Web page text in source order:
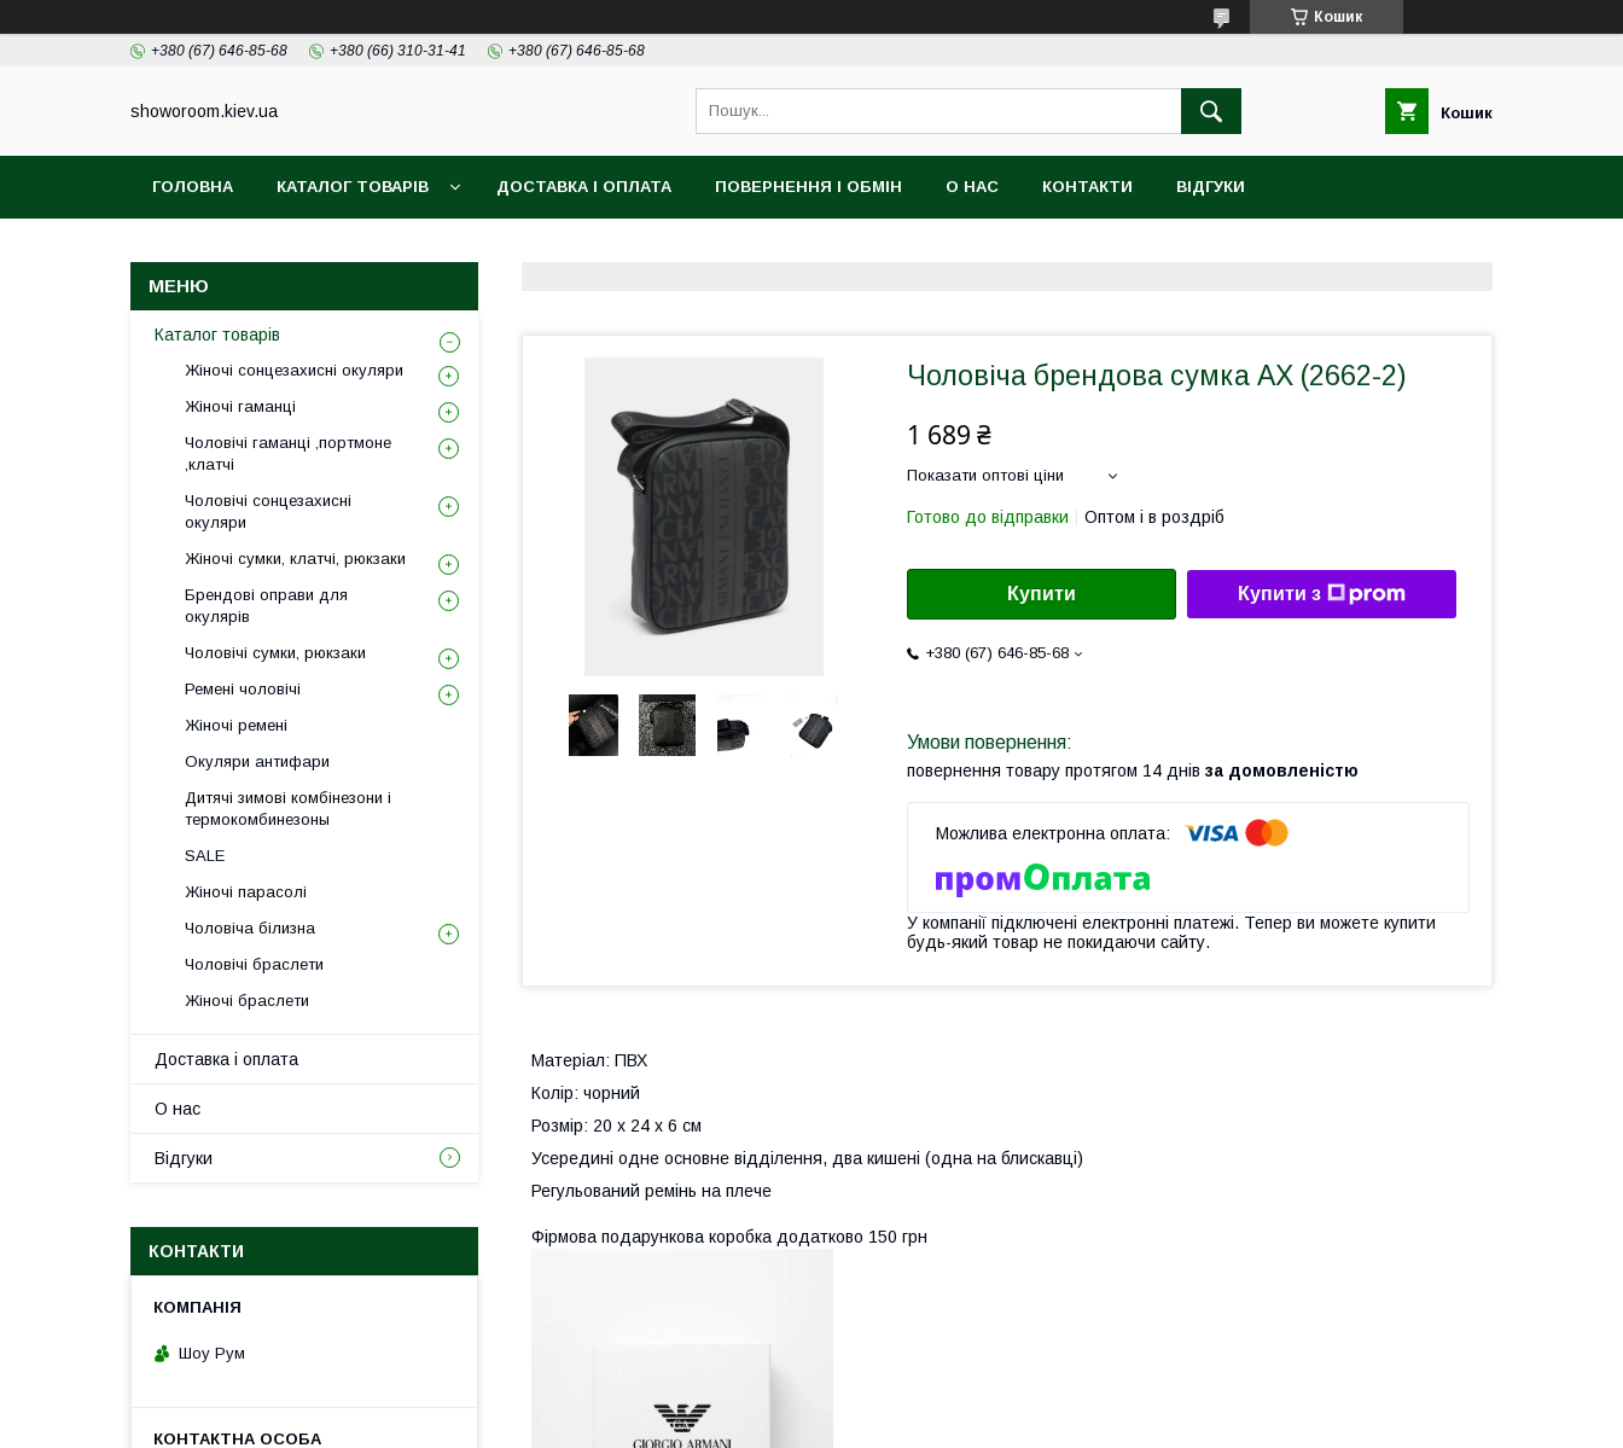
Кошик
+380 (67) 646-85-68 +380 (66) 310-31-41 +380 (67) 646-85-68
showoroom.kiev.ua Кошик
ГОЛОВНА КАТАЛОГ ТОВАРІВ ДОСТАВКА І ОПЛАТА ПОВЕРНЕННЯ І ОБМІН О НАС КОНТАКТИ ВІДГУКИ
Чоловіча брендова сумка AX (2662-2)
1 689 ₴
Показати оптові ціни
Готово до відправки Оптом і в роздріб
Купити Купити з
+380 (67) 646-85-68
повернення товару протягом 14 днів за домовленістю
У компанії підключені електронні платежі. Тепер ви можете купити
будь-який товар не покидаючи сайту.
Матеріал: ПВХ
Колір: чорний
Розмір: 20 x 24 x 6 см
Усередині одне основне відділення, два кишені (одна на блискавці)
Регульований ремінь на плече
Фірмова подарункова коробка додатково 150 грн
Каталог товарів
Жіночі сонцезахисні окуляри
Жіночі гаманці
Чоловічі гаманці ,портмоне
,клатчі
Чоловічі сонцезахисні
окуляри
Жіночі сумки, клатчі, рюкзаки
Брендові оправи для
окулярів
Чоловічі сумки, рюкзаки
Ремені чоловічі
Жіночі ремені
Окуляри антифари
Дитячі зимові комбінезони і
термокомбинезоны
SALE
Жіночі парасолі
Чоловіча білизна
Чоловічі браслети
Жіночі браслети
Доставка і оплата
О нас
Відгуки
КОНТАКТИ
Шоу Рум